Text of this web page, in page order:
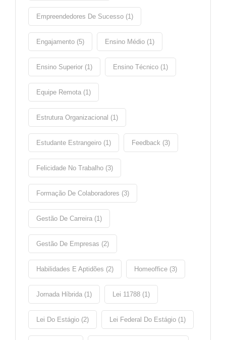
Empreendedores De Sucesso (1)
Engajamento (5) Ensino Médio (1)
Ensino Superior (1) Ensino Técnico (1)
Equipe Remota (1)
Estrutura Organizacional (1)
Estudante Estrangeiro (1) Feedback (3)
Felicidade No Trabalho (3)
Formação De Colaboradores (3)
Gestão De Carreira (1)
Gestão De Empresas (2)
Habilidades E Aptidões (2) Homeoffice (3)
Jornada Híbrida (1) Lei 11788 (1)
Lei Do Estágio (2) Lei Federal Do Estágio (1)